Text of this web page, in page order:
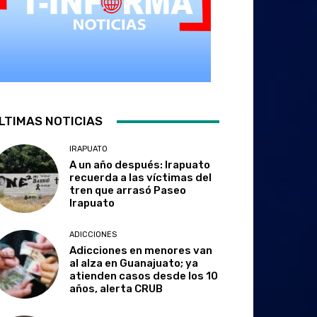
NOTICIAS
IRAPUATO
A un año después: Irapuato
recuerda a las víctimas del
tren que arrasó Paseo
Irapuato
ADICCIONES
Adicciones en menores van
al alza en Guanajuato; ya
atienden casos desde los 10
años, alerta CRUB